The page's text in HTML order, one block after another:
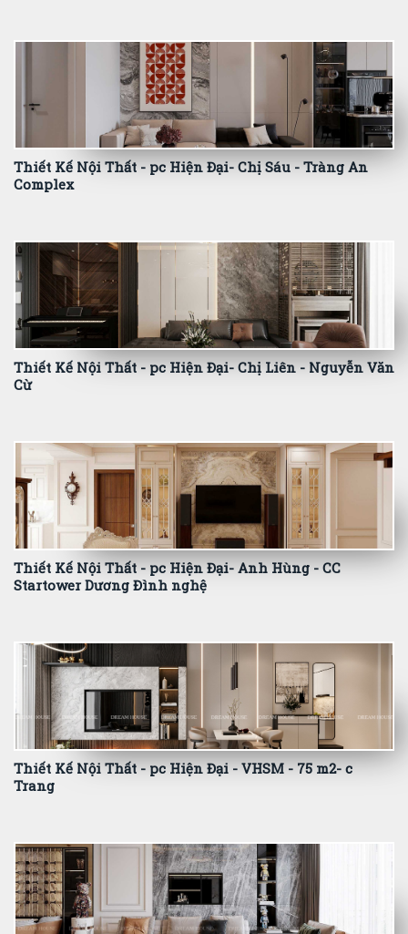
Thiết Kế Nội Thất - pc Hiện Đại- Chị Sáu - Tràng An
Complex
Thiết Kế Nội Thất - pc Hiện Đại- Chị Liên - Nguyễn Văn
Cừ
Thiết Kế Nội Thất - pc Hiện Đại- Anh Hùng - CC
Startower Dương Đình nghệ
Thiết Kế Nội Thất - pc Hiện Đại - VHSM - 75 m2- c
Trang